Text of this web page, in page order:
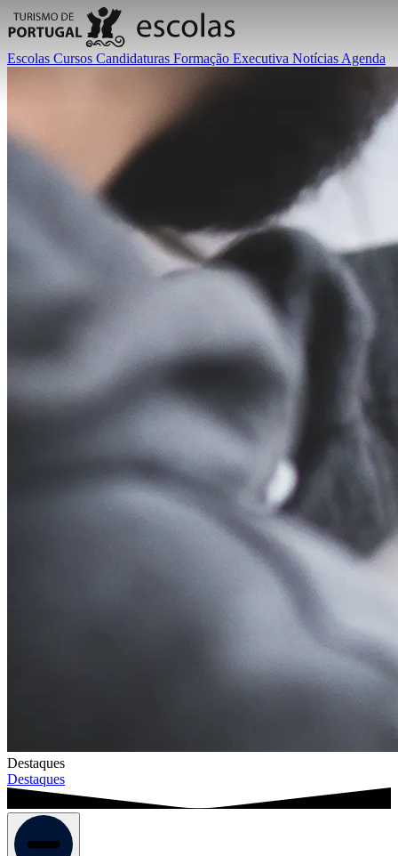
Escolas Cursos Candidaturas Formação Executiva Notícias Agenda
Destaques
Destaques